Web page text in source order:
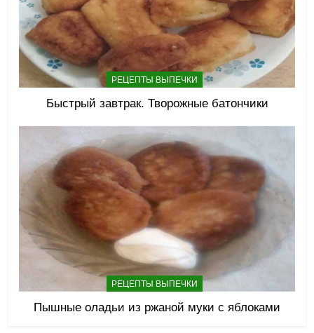
РЕЦЕПТЫ ВЫПЕЧКИ
Быстрый завтрак. Творожные батончики
РЕЦЕПТЫ ВЫПЕЧКИ
Пышные оладьи из ржаной муки с яблоками